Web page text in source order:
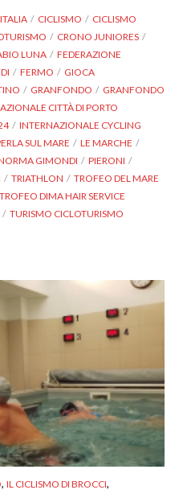
CICLISMO
CICLISMO
CRONO JUNIORES
LUNA
FEDERAZIONE
FERMO
GIOCA
GRANFONDO
GRANFONDO
CITTÀ DI PORTO
INTERNAZIONALE CYCLING
SUL MARE
LE MARCHE
GIMONDI
PIERONI
TRIATHLON
TROFEO DEL MARE
TROFEO DIMA HAIR SERVICE
TURISMO CICLOTURISMO
, IL CICLISMO DI BROCCI,